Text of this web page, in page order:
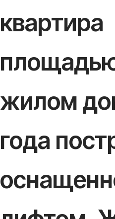
квартира
жилом
года